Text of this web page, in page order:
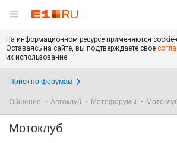
На информационном ресурсе применяются
Оставаясь на сайте, вы подтверждаете свое
их использование.
Поиск по форумам
Общение Автоклуб Мотофорумы
Мотоклуб